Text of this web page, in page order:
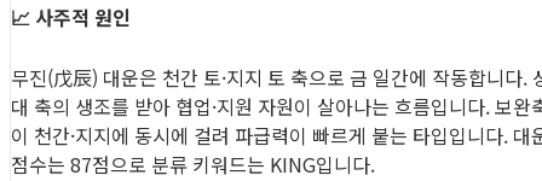
📈 사주적 원인
무진(戊辰) 대운은 천간 토·지지 토 축으로 금 일간에 작동합니다.
대 축의 생조를 받아 협업·지원 자원이 살아나는 흐름입니다. 보완
이 천간·지지에 동시에 걸려 파급력이 빠르게 붙는 타입입니다. 대
점수는 87점으로 분류 키워드는 KING입니다.